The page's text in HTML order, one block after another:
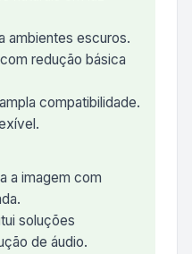
ambientes escuros.
redução básica
compatibilidade.
a imagem com
soluções
de áudio.